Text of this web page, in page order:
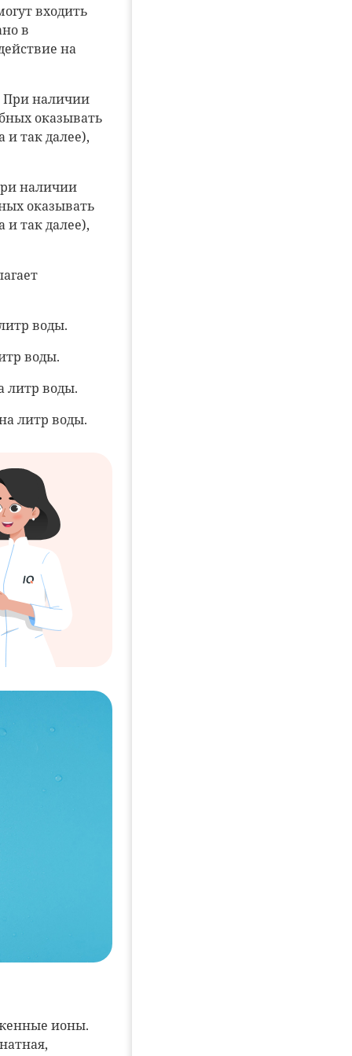
входить
в
на
При наличии
оказывать
и так далее),
наличии
оказывать
и так далее),
воды.
воды.
литр воды.
литр воды.
ионы.